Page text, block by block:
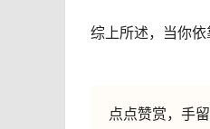
综上所述，当你
点点赞赏，手